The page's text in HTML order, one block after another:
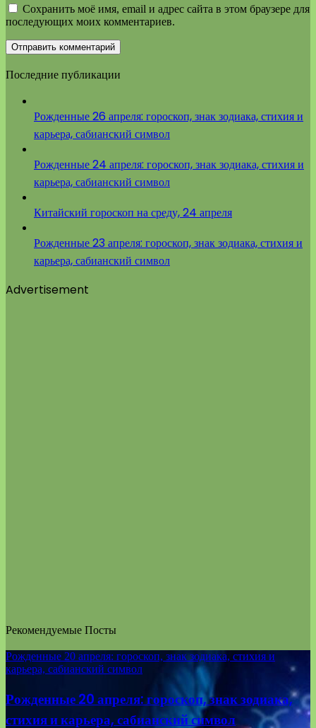
Сохранить моё имя, email и адрес сайта в этом браузере для
последующих моих комментариев.
Последние публикации
Рожденные 26 апреля: гороскоп, знак зодиака, стихия и
карьера, сабианский символ
Рожденные 24 апреля: гороскоп, знак зодиака, стихия и
карьера, сабианский символ
Китайский гороскоп на среду, 24 апреля
Рожденные 23 апреля: гороскоп, знак зодиака, стихия и
карьера, сабианский символ
Advertisement
Рекомендуемые Посты
Рожденные 20 апреля: гороскоп, знак зодиака, стихия и
карьера, сабианский символ
Рожденные 20 апреля: гороскоп, знак зодиака,
стихия и карьера, сабианский символ